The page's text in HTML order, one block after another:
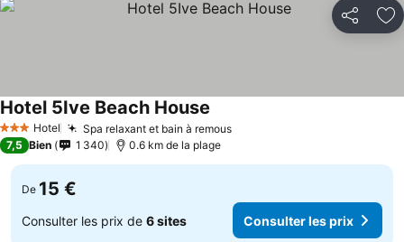
Partager
3 ÉtoilesHotel Spa relaxant et bain à remous
Hotel 5Ive Beach House
7,5 Bien 1 340 0.6 km de la plage
De 15 €
Consulter les prix de 6 sites Consulter les prix